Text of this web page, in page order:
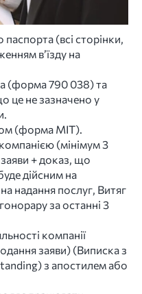
(всі сторінки,
в’їзду на
(форма 790 038) та
це не зазначено у
(форма MIT).
(мінімум 3
+ доказ, що
дійсним на
надання послуг, Витяг
за останні 3
компанії
заяви) (Виписка з
з апостилем або